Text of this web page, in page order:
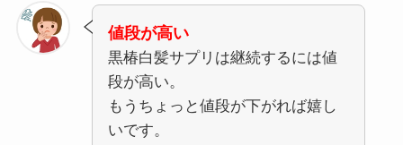
値段が高い
黒椿白髪サプリは継続するには値
段が高い。
もうちょっと値段が下がれば嬉し
いです。